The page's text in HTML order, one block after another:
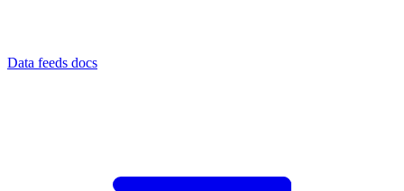
Data feeds docs